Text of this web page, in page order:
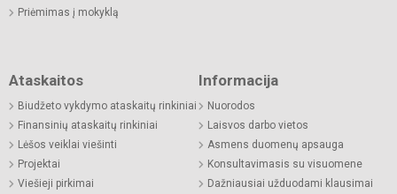
Priėmimas į mokyklą
Ataskaitos
Biudžeto vykdymo ataskaitų rinkiniai
Finansinių ataskaitų rinkiniai
Lėšos veiklai viešinti
Projektai
Viešieji pirkimai
Informacija
Nuorodos
Laisvos darbo vietos
Asmens duomenų apsauga
Konsultavimasis su visuomene
Dažniausiai užduodami klausimai